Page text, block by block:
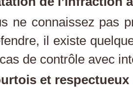
ne connaissez pas
il existe
de contrôle avec
et respectueux